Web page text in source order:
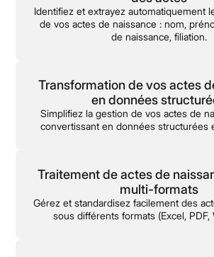
Identifiez et extrayez automatiquement
de vos actes de naissance : nom,
de naissance, filiation.
Transformation de vos actes
en données
Simplifiez la gestion de vos actes de
convertissant en données structurées
Traitement de actes de
multi-formats
Gérez et standardisez facilement des
sous différents formats (Excel, PDF,